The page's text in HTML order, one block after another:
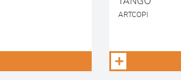
ARTCOPI